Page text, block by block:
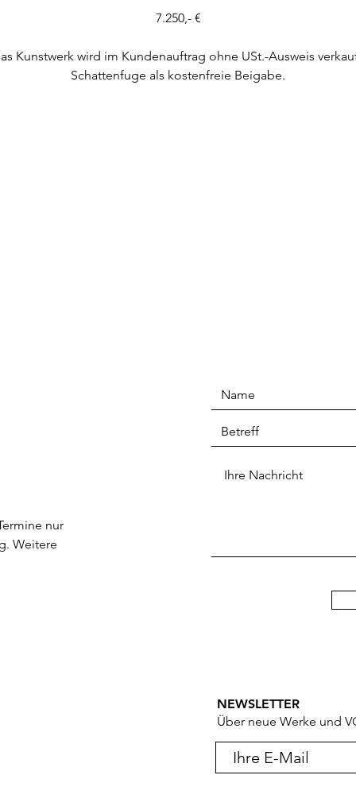
7.250,- €
Kunstwerk wird im Kundenauftrag ohne USt.-Ausweis
Schattenfuge als kostenfreie Beigabe.
nur
Weitere
NEWSLETTER
Über neue Werke und